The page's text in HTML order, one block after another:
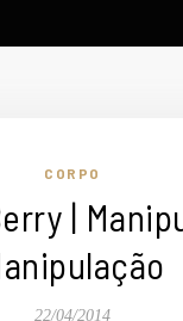
CORPO
|
22/04/2014